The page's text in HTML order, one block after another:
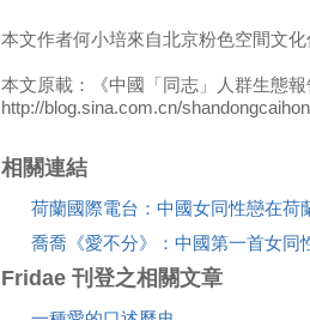
本文作者何小培來自北京粉色空間文
本文原載：《中國「同志」人群生態
http://blog.sina.com.cn/
相關連結
荷蘭國際電台：中國女同性戀在荷
喬喬《愛不分》：中國第一首女同
Fridae 刊登之相關文章